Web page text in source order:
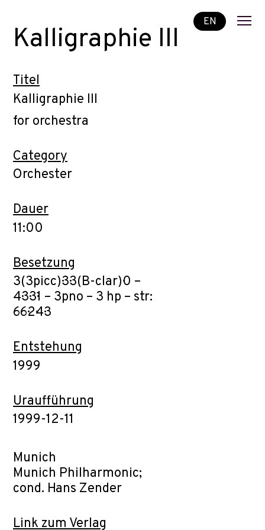
EN
Kalligraphie III
Titel
Kalligraphie III
for orchestra
Category
Orchester
Dauer
11:00
Besetzung
3(3picc)·3·3(B-clar)·0 –
4·3·3·1 – 3pno – 3 hp – str:
6·6·2·4·3
Entstehung
1999
Uraufführung
1999-12-11
Munich
Munich Philharmonic;
cond. Hans Zender
Link zum Verlag